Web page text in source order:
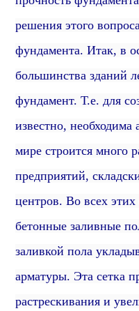
решения этого
фундамента. Итак, в
большинства зданий
фундамент. Т.е. для
известно, необходима
мире строится много
предприятий,
центров. Во всех
бетонные заливные
заливкой пола
арматуры. Эта сетка
растрескивания и